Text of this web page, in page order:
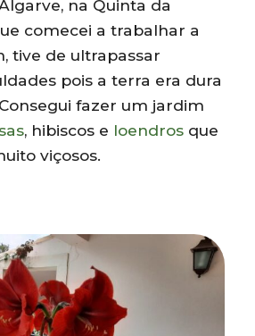
na Quinta da
comecei a trabalhar a
tive de ultrapassar
pois a terra era dura
fazer um jardim
, hibiscos e loendros que
viçosos.